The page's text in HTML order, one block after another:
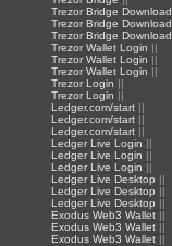
Trezor Bridge Download
Trezor Bridge Download
Trezor Bridge Download
Trezor Wallet Login ||
Trezor Wallet Login ||
Trezor Wallet Login ||
Trezor Login ||
Trezor Login ||
Ledger.com/start ||
Ledger.com/start ||
Ledger.com/start ||
Ledger Live Login ||
Ledger Live Login ||
Ledger Live Login ||
Ledger Live Desktop ||
Ledger Live Desktop ||
Ledger Live Desktop ||
Exodus Web3 Wallet ||
Exodus Web3 Wallet ||
Exodus Web3 Wallet ||